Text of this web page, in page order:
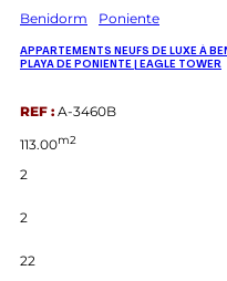
Benidorm Poniente
APPARTEMENTS NEUFS DE LUXE À
PLAYA DE PONIENTE | EAGLE TOWER
REF : A-3460B
113.00m2
2
2
22